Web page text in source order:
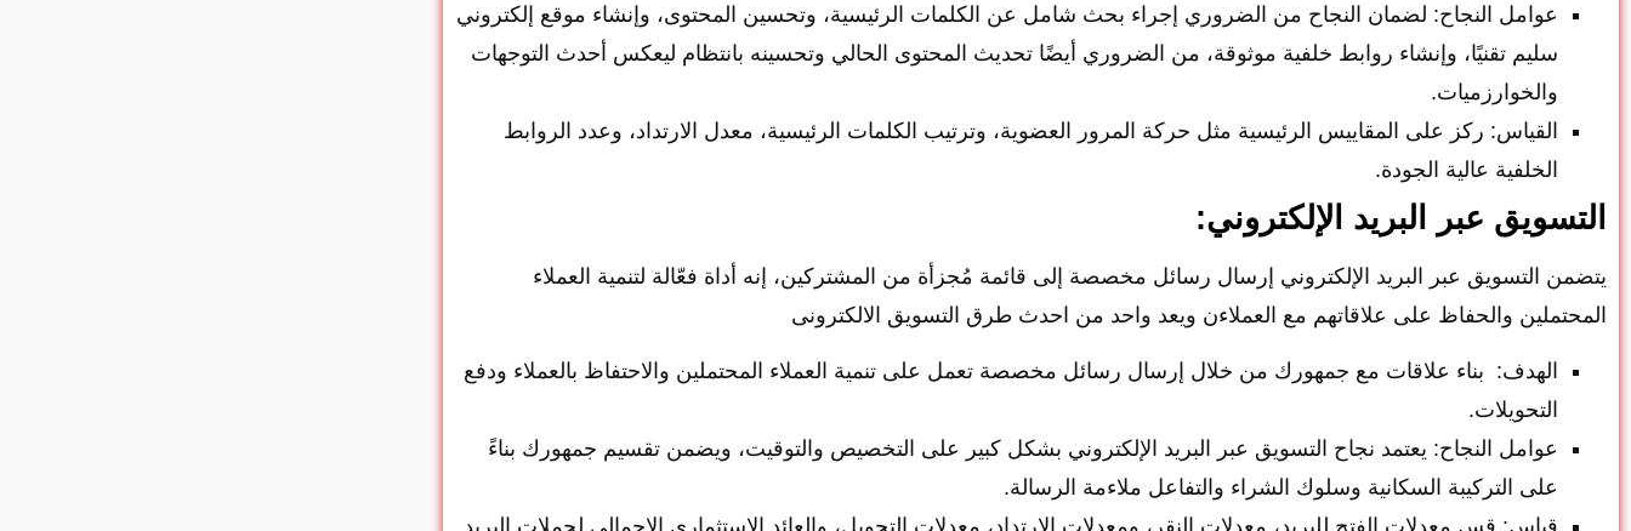
عوامل النجاح: لضمان النجاح من الضروري إجراء بحث شامل عن الكلمات الرئيسية، وتحسين المحتوى، وإنشاء موقع إلكتروني
سليم تقنيًا، وإنشاء روابط خلفية موثوقة، من الضروري أيضًا تحديث المحتوى الحالي وتحسينه بانتظام ليعكس أحدث التوجهات
والخوارزميات.
القياس: ركز على المقاييس الرئيسية مثل حركة المرور العضوية، وترتيب الكلمات الرئيسية، معدل الارتداد، وعدد الروابط
الخلفية عالية الجودة.
التسويق عبر البريد الإلكتروني:
يتضمن التسويق عبر البريد الإلكتروني إرسال رسائل مخصصة إلى قائمة مُجزأة من المشتركين، إنه أداة فعّالة لتنمية العملاء
المحتملين والحفاظ على علاقاتهم مع العملاءن ويعد واحد من احدث طرق التسويق الالكترونى
الهدف: بناء علاقات مع جمهورك من خلال إرسال رسائل مخصصة تعمل على تنمية العملاء المحتملين والاحتفاظ بالعملاء ودفع
التحويلات.
عوامل النجاح: يعتمد نجاح التسويق عبر البريد الإلكتروني بشكل كبير على التخصيص والتوقيت، ويضمن تقسيم جمهورك بناءً
على التركيبة السكانية وسلوك الشراء والتفاعل ملاءمة الرسالة.